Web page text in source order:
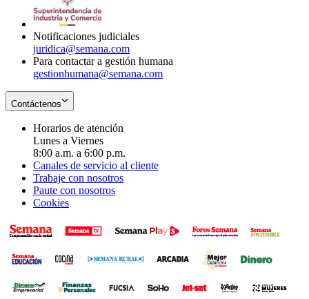
Notificaciones judiciales
juridica@semana.com
Para contactar a gestión humana
gestionhumana@semana.com
Contáctenos
Horarios de atención
Lunes a Viernes
8:00 a.m. a 6:00 p.m.
Canales de servicio al cliente
Trabaje con nosotros
Paute con nosotros
Cookies